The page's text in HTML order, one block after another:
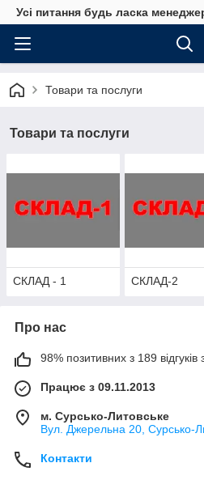
Усі питання будь ласка
Товари та послуги
Товари та послуги
СКЛАД - 1 СКЛАД-2
Про нас
98% позитивних з 189 відгуків
Працює з 09.11.2013
м. Сурсько-Литовське
Вул. Джерельна 20, Сурсько-
Контакти